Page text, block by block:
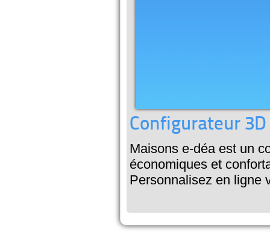
Configurateur
Maisons e-déa est un
économiques et
Personnalisez en ligne